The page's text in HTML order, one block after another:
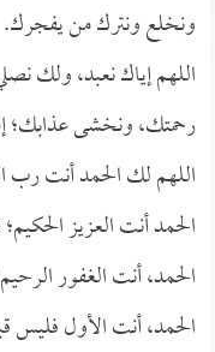
ونخلع ونترك من يفجرك.
اللهم إياك نعبد، ولك
رحمتك، ونخشى عذابك؛
اللهم لك الحمد أنت
الحمد أنت العزيز
الحمد، أنت الغفور
الحمد، أنت الأول